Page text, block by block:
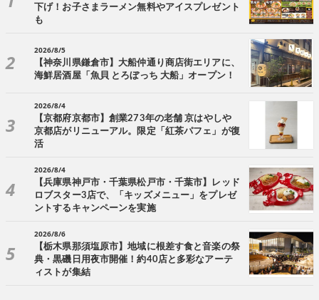
下げ！お子さまラーメン無料やアイスプレゼント
も
2026/8/5
【神奈川県鎌倉市】大船仲通り商店街エリアに、
海鮮居酒屋「魚貝 とろぼっち 大船」オープン！
2026/8/4
【京都府京都市】創業273年の老舗 京はやしや
京都店がリニューアル。限定「紅茶パフェ」が復
活
2026/8/4
【兵庫県神戸市・千葉県松戸市・千葉市】レッド
ロブスター3店で、「キッズメニュー」をプレゼ
ントするキャンペーンを実施
2026/8/6
【栃木県那須塩原市】地域に根差す食と音楽の祭
典・黒磯日用夜市開催！約40店と多彩なアーテ
ィストが集結